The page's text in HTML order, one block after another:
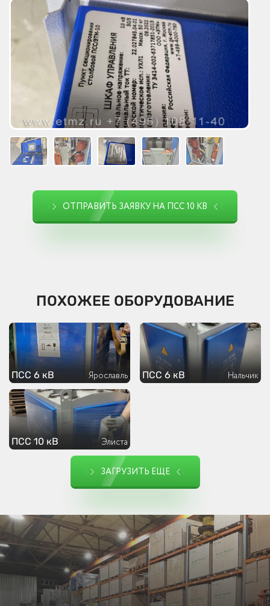
ОТПРАВИТЬ ЗАЯВКУ НА ПСС 10 КВ
ПОХОЖЕЕ ОБОРУДОВАНИЕ
ПСС 6 кВ Ярославль ПСС 6 кВ Нальчик
ПСС 10 кВ Элиста
ЗАГРУЗИТЬ ЕЩЕ